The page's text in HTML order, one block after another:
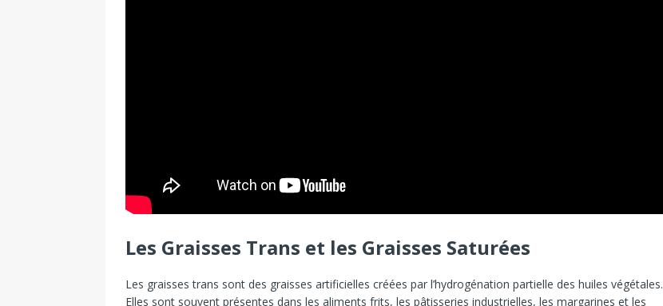
Les Graisses Trans et les Graisses Saturées
Les graisses trans sont des graisses artificielles créées par l’hydrogénation partielle des huiles végétales.
Elles sont souvent présentes dans les aliments frits, les pâtisseries industrielles, les margarines et les